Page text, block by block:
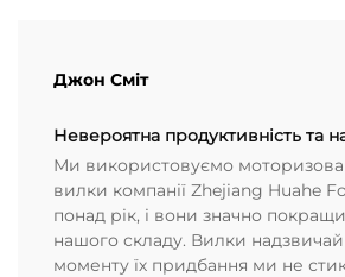
Джон Сміт
Невероятна продуктивність та
Ми використовуємо
вилки компанії Zhejiang Huahe
понад рік, і вони значно
нашого складу. Вилки
моменту їх придбання ми не